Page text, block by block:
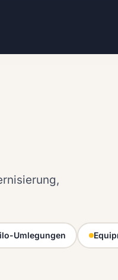
Umlegungen